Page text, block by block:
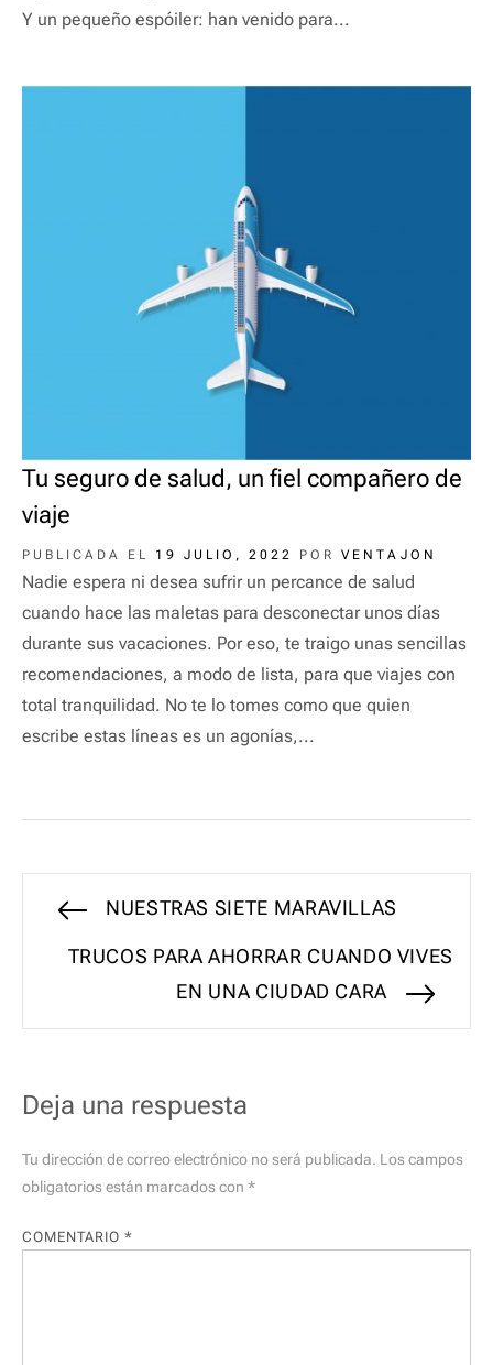
Y un pequeño espóiler: han venido para...
Tu seguro de salud, un fiel compañero de
viaje
PUBLICADA EL 19 JULIO, 2022 POR VENTAJON
Nadie espera ni desea sufrir un percance de salud
cuando hace las maletas para desconectar unos días
durante sus vacaciones. Por eso, te traigo unas sencillas
recomendaciones, a modo de lista, para que viajes con
total tranquilidad. No te lo tomes como que quien
escribe estas líneas es un agonías,...
Navegación
Entrada
NUESTRAS SIETE MARAVILLAS
Entrada
TRUCOS PARA AHORRAR CUANDO VIVES
EN UNA CIUDAD CARA
Deja una respuesta
Tu dirección de correo electrónico no será publicada. Los campos
obligatorios están marcados con *
COMENTARIO *